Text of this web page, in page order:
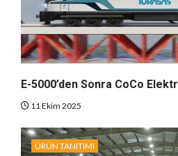
E-5000’den Sonra CoCo
11 Ekim 2025
ÜRÜN TANITIMI